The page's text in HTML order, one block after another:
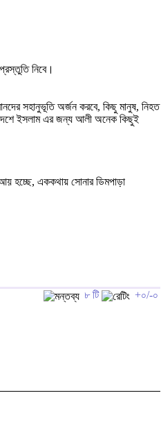
নিবে।
সহানুভূতি অর্জন করবে, কিছু মানুষ, নিহত
ইসলাম এর জন্য আলী অনেক কিছুই
হচ্ছে, এককথায় সোনার ডিমপাড়া
৮ টি +০/-০